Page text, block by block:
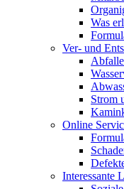
Was
Ver- und
Strom
Online
Interessante